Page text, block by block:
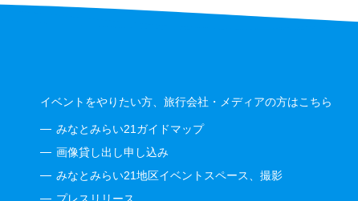
イベントをやりたい方、旅行会社・メディアの方はこちら
みなとみらい21ガイドマップ
画像貸し出し申し込み
みなとみらい21地区イベントスペース、撮影